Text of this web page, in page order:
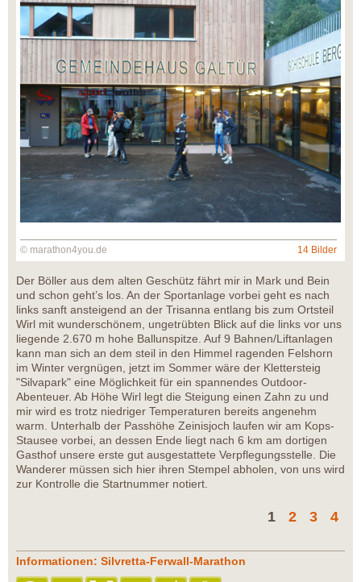
© marathon4you.de 14 Bilder
Der Böller aus dem alten Geschütz fährt mir in Mark und Bein
und schon geht’s los. An der Sportanlage vorbei geht es nach
links sanft ansteigend an der Trisanna entlang bis zum Ortsteil
Wirl mit wunderschönem, ungetrübten Blick auf die links vor uns
liegende 2.670 m hohe Ballunspitze. Auf 9 Bahnen/Liftanlagen
kann man sich an dem steil in den Himmel ragenden Felshorn
im Winter vergnügen, jetzt im Sommer wäre der Klettersteig
"Silvapark" eine Möglichkeit für ein spannendes Outdoor-
Abenteuer. Ab Höhe Wirl legt die Steigung einen Zahn zu und
mir wird es trotz niedriger Temperaturen bereits angenehm
warm. Unterhalb der Passhöhe Zeinisjoch laufen wir am Kops-
Stausee vorbei, an dessen Ende liegt nach 6 km am dortigen
Gasthof unsere erste gut ausgestattete Verpflegungsstelle. Die
Wanderer müssen sich hier ihren Stempel abholen, von uns wird
zur Kontrolle die Startnummer notiert.
1 2 3 4
Informationen: Silvretta-Ferwall-Marathon